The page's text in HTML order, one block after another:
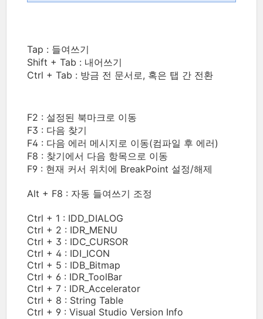
Tap : 들여쓰기
Shift + Tab : 내어쓰기
Ctrl + Tab : 방금 전 문서로, 혹은 탭 간 전환
F2 : 설정된 북마크로 이동
F3 : 다음 찾기
F4 : 다음 에러 메시지로 이동(컴파일 후 에러)
F8 : 찾기에서 다음 항목으로 이동
F9 : 현재 커서 위치에 BreakPoint 설정/해제
Alt + F8 : 자동 들여쓰기 조정
Ctrl + 1 : IDD_DIALOG
Ctrl + 2 : IDR_MENU
Ctrl + 3 : IDC_CURSOR
Ctrl + 4 : IDI_ICON
Ctrl + 5 : IDB_Bitmap
Ctrl + 6 : IDR_ToolBar
Ctrl + 7 : IDR_Accelerator
Ctrl + 8 : String Table
Ctrl + 9 : Visual Studio Version Info